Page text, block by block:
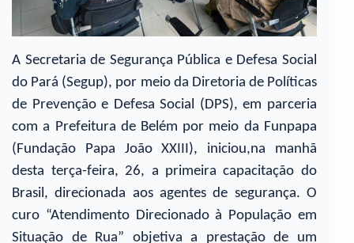
A Secretaria de Segurança Pública e Defesa Social
do Pará (Segup), por meio da Diretoria de Políticas
de Prevenção e Defesa Social (DPS), em parceria
com a Prefeitura de Belém por meio da Funpapa
(Fundação Papa João XXIII), iniciou,na manhã
desta terça-feira, 26, a primeira capacitação do
Brasil, direcionada aos agentes de segurança. O
curo “Atendimento Direcionado à População em
Situação de Rua” objetiva a prestação de um